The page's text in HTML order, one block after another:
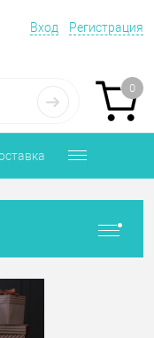
Вход Регистрация
0